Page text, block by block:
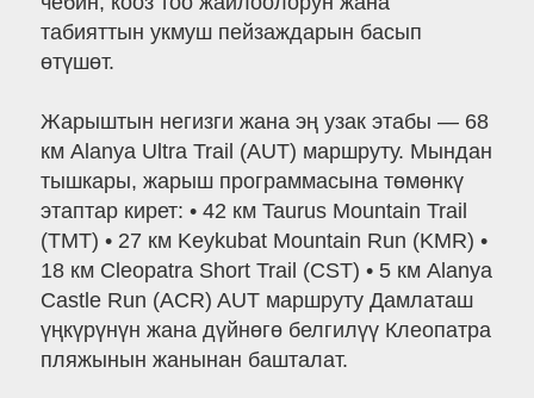
табияттын укмуш пейзаждарын басып
өтүшөт.
Жарыштын негизги жана эң узак этабы — 68
км Alanya Ultra Trail (AUT) маршруту. Мындан
тышкары, жарыш программасына төмөнкү
этаптар кирет: • 42 км Taurus Mountain Trail
(TMT) • 27 км Keykubat Mountain Run (KMR) •
18 км Cleopatra Short Trail (CST) • 5 км Alanya
Castle Run (ACR) AUT маршруту Дамлаташ
үңкүрүнүн жана дүйнөгө белгилүү Клеопатра
пляжынын жанынан башталат.